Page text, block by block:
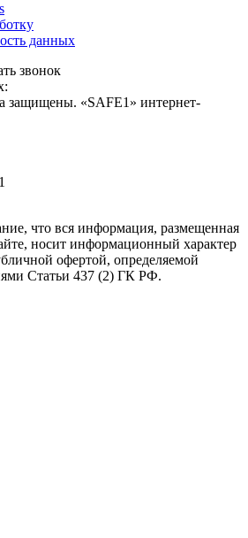
данных
звонок
защищены. «SAFE1» интернет-
что вся информация, размещенная
носит информационный характер
офертой, определяемой
Статьи 437 (2) ГК РФ.